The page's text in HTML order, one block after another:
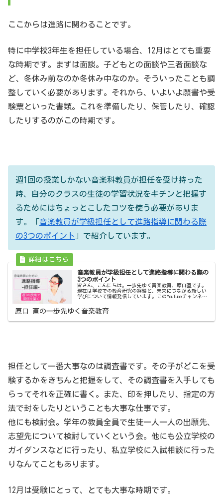
ここからは進路に関わることです。
特に中学校3年生を担任している場合、12月はとても重要
な時期です。まずは面談。子どもとの面談や三者面談な
ど、冬休み前なのか冬休み中なのか。そういったことも調
整していく必要があります。それから、いよいよ願書や受
験票といった書類。これを準備したり、保管したり、確認
したりするのがこの時期です。
週1回の授業しかない音楽科教員が担任を受け持った
時、自分のクラスの生徒の学習状況をキチンと把握す
るためにはちょっとこしたコツを使う必要がありま
す。「音楽教員が学級担任として進路指導に関わる際
の3つのポイント 」で紹介しています。
音楽教員が学級担任として進路指導に関わる際の
3つのポイント
皆さん、こんにちは。一歩先ゆく音楽教育、原口直です。
現在は学校での教育研究の経験と、未来につながる新しい
学びについて情報発信しています。このYouTubeチャンネル
報と提案を発信しています...
原口 直の一歩先ゆく音楽教育
担任として一番大事なのは調査書です。その子がどこを受
験するかをきちんと把握をして、その調査書を入手しても
らってそれを正確に書く。また、印を押したり、指定の方
法で封をしたりということも大事な仕事です。
他にも検討会。学年の教員全員で生徒一人一人の出願先、
志望先について検討していくという会。他にも公立学校の
ガイダンスなどに行ったり、私立学校に入試相談に行った
りなんてこともあります。
12月は受験にとって、とても大事な時期です。